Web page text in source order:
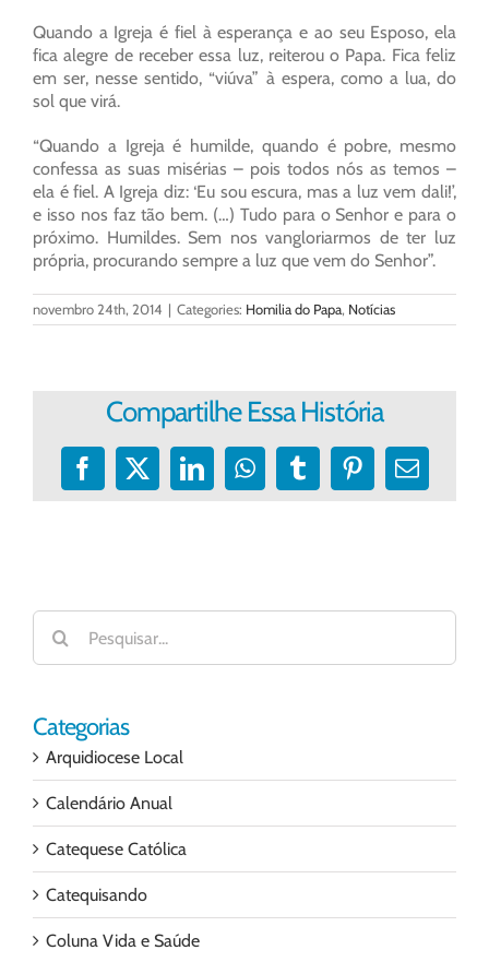
Quando a Igreja é fiel à esperança e ao seu Esposo, ela
fica alegre de receber essa luz, reiterou o Papa. Fica feliz
em ser, nesse sentido, “viúva” à espera, como a lua, do
sol que virá.
“Quando a Igreja é humilde, quando é pobre, mesmo
confessa as suas misérias – pois todos nós as temos –
ela é fiel. A Igreja diz: ‘Eu sou escura, mas a luz vem dali!’,
e isso nos faz tão bem. (…) Tudo para o Senhor e para o
próximo. Humildes. Sem nos vangloriarmos de ter luz
própria, procurando sempre a luz que vem do Senhor”.
novembro 24th, 2014 | Categories: Homilia do Papa, Notícias
Compartilhe Essa História
Facebook
X LinkedInWhatsApp
TumblrPinterest
E-
Buscar
resultados
para:
Categorias
Arquidiocese Local
Calendário Anual
Catequese Católica
Catequisando
Coluna Vida e Saúde